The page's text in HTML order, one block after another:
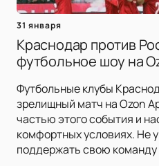
31 января
Краснодар против
футбольное шоу на
Футбольные клубы
зрелищный матч на Ozon
частью этого события и
комфортных условиях. Не
поддержать свою